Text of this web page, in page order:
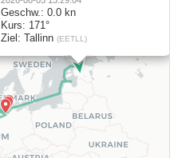
Geschw.: 0.0 kn
Kurs: 171°
Ziel: Tallinn (EETLL)